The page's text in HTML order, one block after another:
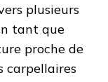
plusieurs
tant que
proche de
carpellaires